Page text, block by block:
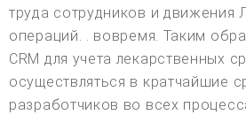
труда сотрудников и движения
операций. . вовремя. Таким
CRM для учета лекарственных
осуществляться в кратчайшие
разработчиков во всех